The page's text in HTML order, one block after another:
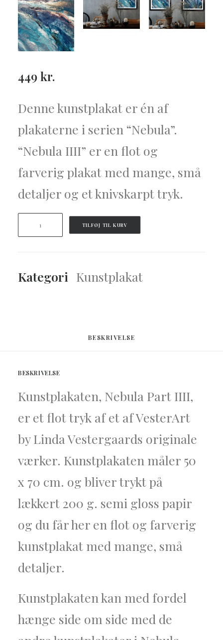
449kr.
Denne kunstplakat er én af
plakaterne i serien “Nebula”.
“Nebula IIII” er en flot og
farverig plakat med mange, små
detaljer og et knivskarpt tryk.
TILFØJ TIL KURV
Kategori Kunstplakat
BESKRIVELSE
BESKRIVELSE
Kunstplakaten, Nebula Part IIII,
er et flot tryk af et af VesterArt
by Linda Vestergaards originale
værker. Kunstplakaten måler 50
x 70 cm. og bliver trykt på
lækkert 200 g. semi gloss papir
og du får her en flot og farverig
kunstplakat med mange, små
detaljer.
Kunstplakaten kan med fordel
hænge side om side med de